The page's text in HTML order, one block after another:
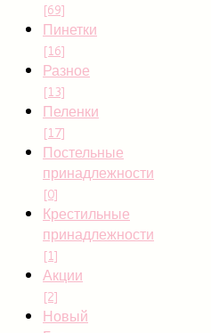
[69]
Пинетки
[16]
Разное
[13]
Пеленки
[17]
Постельные
принадлежности
[0]
Крестильные
принадлежности
[1]
Акции
[2]
Новый